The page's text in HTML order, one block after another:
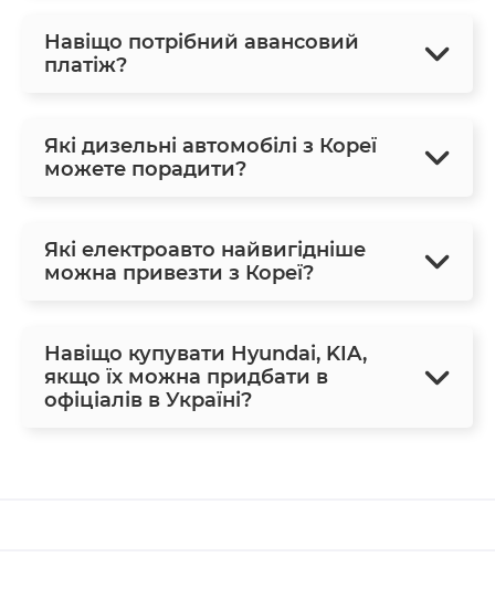
Навіщо потрібний авансовий
платіж?
Які дизельні автомобілі з Кореї
можете порадити?
Які електроавто найвигідніше
можна привезти з Кореї?
Навіщо купувати Hyundai, KIA,
якщо їх можна придбати в
офіціалів в Україні?